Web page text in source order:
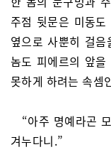
주점 뒷문은 미동
옆으로 사뿐히 걸
놈도 피에르의 앞
못하게 하려는 속셈
“아주 명예라곤
겨누다니.”